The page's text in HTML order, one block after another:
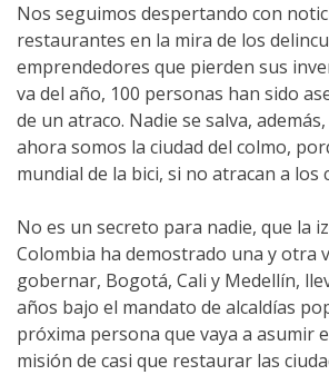
Nos seguimos despertando con
restaurantes en la mira de los
emprendedores que pierden sus
va del año, 100 personas han sido
de un atraco. Nadie se salva,
ahora somos la ciudad del colmo,
mundial de la bici, si no atracan a los
No es un secreto para nadie, que la
Colombia ha demostrado una y otra
gobernar, Bogotá, Cali y Medellín,
años bajo el mandato de alcaldías
próxima persona que vaya a asumir
misión de casi que restaurar las